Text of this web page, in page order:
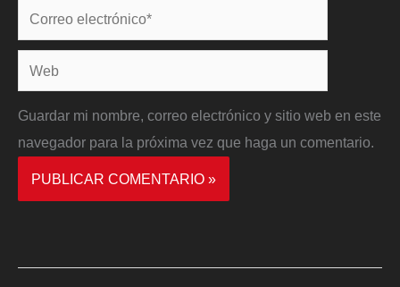
Correo
electrónico*
Web
Guardar mi nombre, correo electrónico y sitio web en este
navegador para la próxima vez que haga un comentario.